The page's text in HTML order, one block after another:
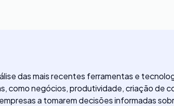
das mais recentes ferramentas e
como negócios, produtividade, criação de
a tomarem decisões informadas